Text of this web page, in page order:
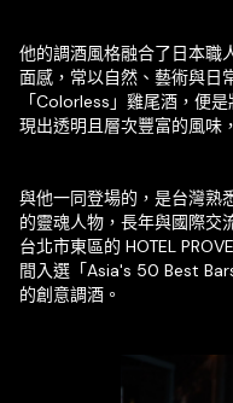
他的調酒風格融合了日本職
面感，常以自然、藝術與日
「Colorless」雞尾酒，便
現出透明且層次豐富的風味
與他一同登場的，是台灣熟
的靈魂人物，長年與國際交
台北市東區的 HOTEL
間入選「Asia's 50 Best
的創意調酒。